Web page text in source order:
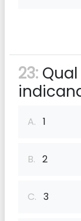
23:
A. 1
B. 2
C. 3